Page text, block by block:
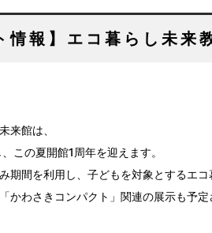
情報】エコ暮らし未来
来館は、
この夏開館1周年を迎えます。
期間を利用し、子どもを対象とするエコ
かわさきコンパクト」関連の展示も予